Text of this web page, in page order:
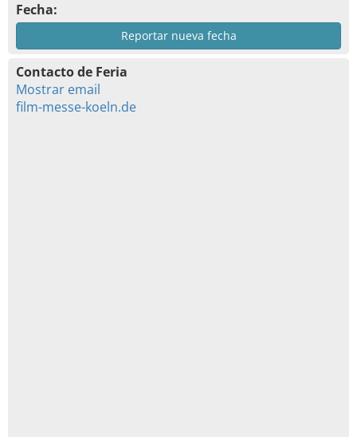
Fecha:
Reportar nueva fecha
Contacto de Feria
Mostrar email
film-messe-koeln.de